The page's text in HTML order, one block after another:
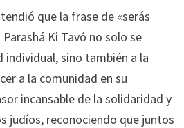
que la frase de «serás
Ki Tavó no solo se
individual, sino también a la
a la comunidad en su
incansable de la solidaridad y
judíos, reconociendo que juntos